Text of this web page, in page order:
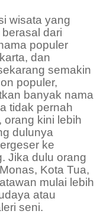
wisata yang
dari
populer
dan
semakin
populer,
banyak nama
tidak pernah
orang kini lebih
dulunya
ke
Jika dulu orang
Kota Tua,
mulai lebih
atau
seni.